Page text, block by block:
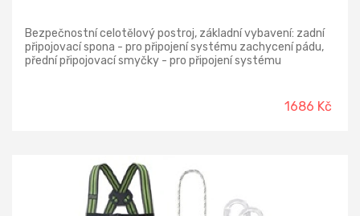
Bezpečnostní celotělový postroj, základní vybavení: zadní
připojovací spona - pro připojení systému zachycení pádu,
přední připojovací smyčky - pro připojení systému
1686 Kč